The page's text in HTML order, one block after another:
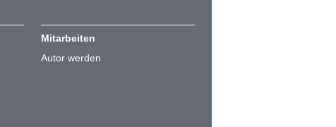
Mitarbeiten
Autor werden